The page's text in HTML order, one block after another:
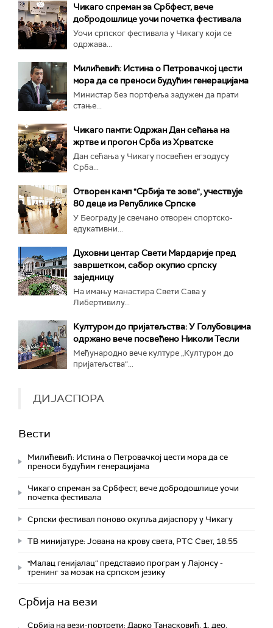
Чикаго спреман за Србфест, вече
добродошлице уочи почетка фестивала
Уочи српског фестивала у Чикагу који се
одржава...
Милићевић: Истина о Петровачкој цести
мора да се преноси будућим генерацијама
Министар без портфеља задужен да прати
стање...
Чикаго памти: Одржан Дан сећања на
жртве и прогон Срба из Хрватске
Дан сећања у Чикагу посвећен егзодусу
Срба...
Отворен камп "Србија те зове", учествује
80 деце из Републике Српске
У Београду је свечано отворен спортско-
едукативни...
Духовни центар Свети Мардарије пред
завршетком, сабор окупио српску
заједницу
На имању манастира Свети Сава у
Либертивилу...
Културом до пријатељства: У Голубовцима
одржано вече посвећено Николи Тесли
Међународно вече културе „Културом до
пријатељства“...
ДИЈАСПОРА
Вести
Милићевић: Истина о Петровачкој цести мора да се
преноси будућим генерацијама
Чикаго спреман за Србфест, вече добродошлице уочи
почетка фестивала
Српски фестивал поново окупља дијаспору у Чикагу
ТВ минијатуре: Јована на крову света, РТС Свет, 18.55
"Малац генијалац“ представио програм у Лајонсу -
тренинг за мозак на српском језику
Србија на вези
Србија на вези-портрети: Дарко Танасковић, 1. део,